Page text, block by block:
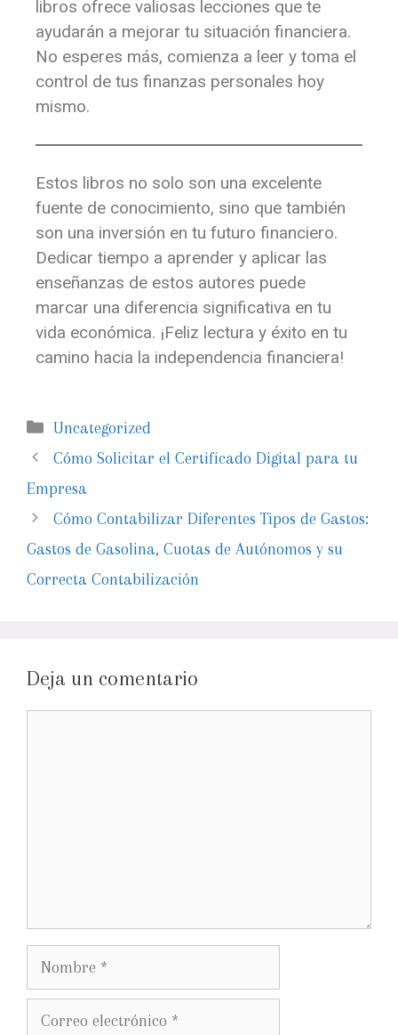
libros ofrece valiosas lecciones que te
ayudarán a mejorar tu situación financiera.
No esperes más, comienza a leer y toma el
control de tus finanzas personales hoy
mismo.
Estos libros no solo son una excelente
fuente de conocimiento, sino que también
son una inversión en tu futuro financiero.
Dedicar tiempo a aprender y aplicar las
enseñanzas de estos autores puede
marcar una diferencia significativa en tu
vida económica. ¡Feliz lectura y éxito en tu
camino hacia la independencia financiera!
Uncategorized
Cómo Solicitar el Certificado Digital para tu
Empresa
Cómo Contabilizar Diferentes Tipos de Gastos:
Gastos de Gasolina, Cuotas de Autónomos y su
Correcta Contabilización
Deja un comentario